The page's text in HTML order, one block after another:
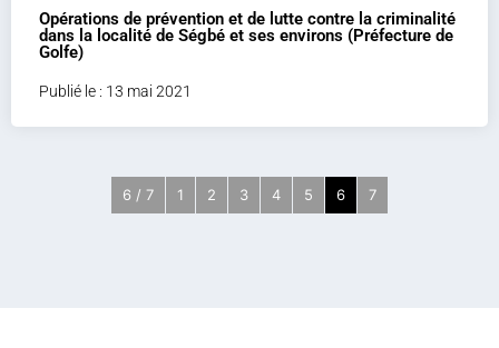
Opérations de prévention et de lutte contre la criminalité
dans la localité de Ségbé et ses environs (Préfecture de
Golfe)
Publié le : 13 mai 2021
6 / 7 1 2 3 4 5 6 7